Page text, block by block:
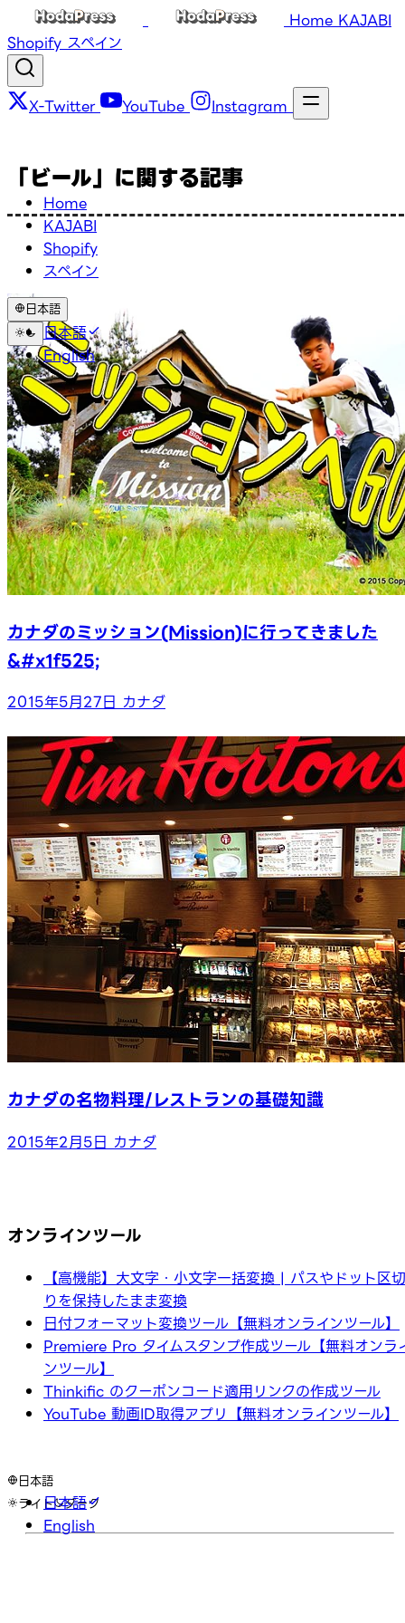
Home KAJABI
Shopify スペイン
X-Twitter YouTube Instagram
Home
KAJABI
Shopify
スペイン
日本語
日本語
English
「ビール」に関する記事
カナダのミッション(Mission)に行ってきました
&#x1f525;
2015年5月27日 カナダ
カナダの名物料理/レストランの基礎知識
2015年2月5日 カナダ
オンラインツール
【高機能】大文字・小文字一括変換 | パスやドット区切
りを保持したまま変換
日付フォーマット変換ツール【無料オンラインツール】
Premiere Pro タイムスタンプ作成ツール【無料オンラ
ンツール】
Thinkific のクーポンコード適用リンクの作成ツール
YouTube 動画ID取得アプリ【無料オンラインツール】
日本語
日本語
English
ライト ダーク